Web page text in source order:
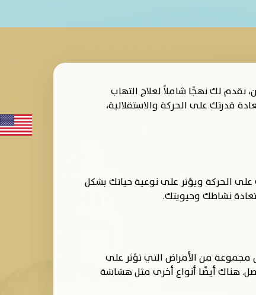
لك نهجًا شاملاً لعلاج التهاب
قدرتك على الحركة والاستقلالية،
الحركة ويؤثر على نوعية حياتك بشكل
نشاطك وحيويتك.
مجموعة من الأمراض التي تؤثر على
هناك أيضًا أنواع أخرى مثل هشاشة